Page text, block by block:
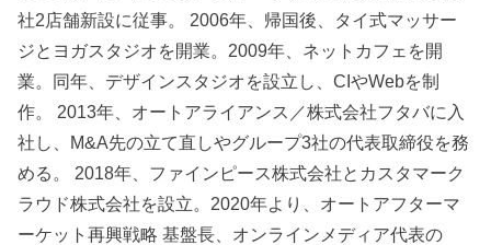
社2店舗新設に従事。 2006年、帰国後、タイ式マッサー
ジとヨガスタジオを開業。2009年、ネットカフェを開
業。同年、デザインスタジオを設立し、CIやWebを制
作。 2013年、オートアライアンス／株式会社フタバに入
社し、M&A先の立て直しやグループ3社の代表取締役を務
める。 2018年、ファインピース株式会社とカスタマーク
ラウド株式会社を設立。2020年より、オートアフターマ
ーケット再興戦略 基盤長、オンラインメディア代表の